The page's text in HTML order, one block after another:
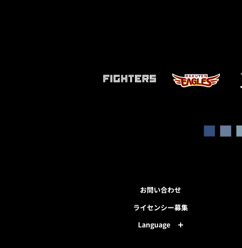
お問い合わせ
ライセンシー募集
Language